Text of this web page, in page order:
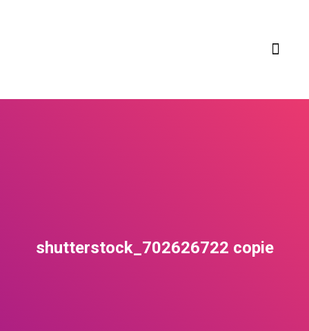
shutterstock_702626722 copie